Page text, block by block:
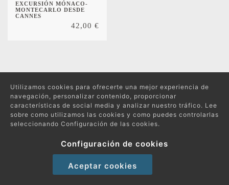
EXCURSIÓN MÓNACO-
MONTECARLO DESDE
CANNES
42,00 €
Protección de datos
Política de compras y devoluciones
Política de Cookies
Utilizamos cookies para ofrecerte una mejor experiencia de
navegación, personalizar contenido, proporcionar
características de social media y analizar nuestro tráfico. Lee
sobre como utilizamos las cookies y como puedes controlarlas
seleccionando Configuración de las cookies.
Configuración de cookies
Aceptar cookies